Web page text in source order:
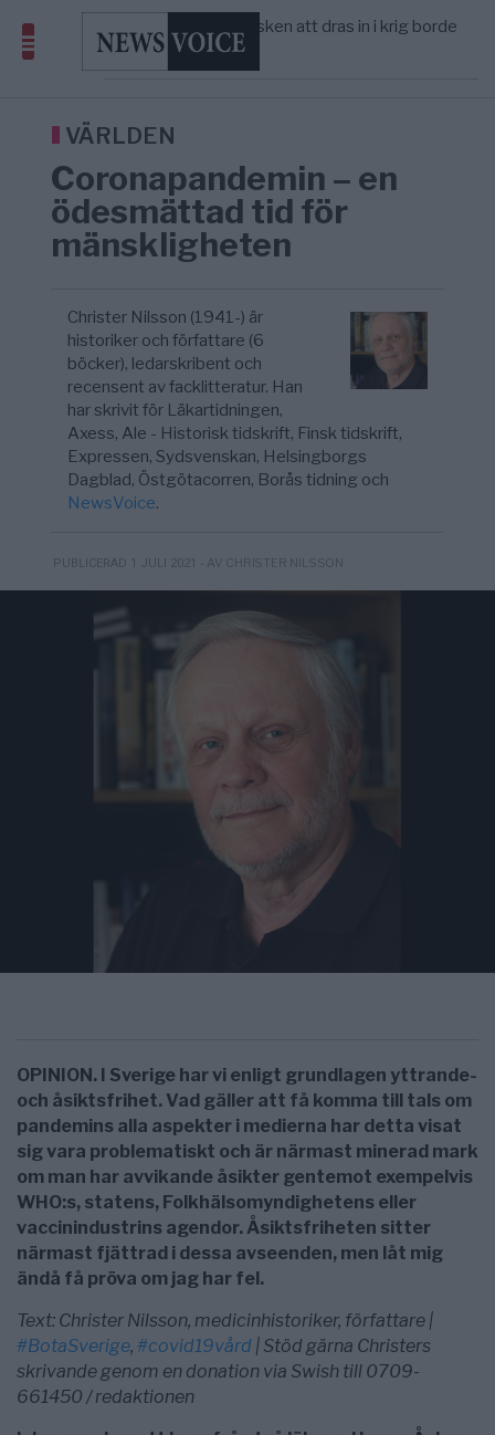
5/8
Elsa Widding: Risken att dras in i krig borde
avgöra all utrikespolitik
KRIG & FRED
Gaza håller en av de största
Europas ledare fram ett krig med Rys ...
VÄRLDEN
Coronapandemin – en
ödesmättad tid för
mänskligheten
Christer Nilsson (1941-) är
historiker och författare (6
böcker), ledarskribent och
recensent av facklitteratur. Han
har skrivit för Läkartidningen,
Axess, Ale - Historisk tidskrift, Finsk tidskrift,
Expressen, Sydsvenskan, Helsingborgs
Dagblad, Östgötacorren, Borås tidning och
NewsVoice.
PUBLICERAD 1 JULI 2021 - AV CHRISTER NILSSON
OPINION. I Sverige har vi enligt grundlagen yttrande-
och åsiktsfrihet. Vad gäller att få komma till tals om
pandemins alla aspekter i medierna har detta visat
sig vara problematiskt och är närmast minerad mark
om man har avvikande åsikter gentemot exempelvis
WHO:s, statens, Folkhälsomyndighetens eller
vaccinindustrins agendor. Åsiktsfriheten sitter
närmast fjättrad i dessa avseenden, men låt mig
ändå få pröva om jag har fel.
Text: Christer Nilsson, medicinhistoriker, författare |
#BotaSverige, #covid19vård | Stöd gärna Christers
skrivande genom en donation via Swish till 0709-
661450 / redaktionen